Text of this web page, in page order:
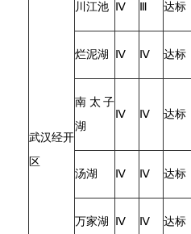
武汉经开
区
川江池 Ⅳ 达标
烂泥湖 Ⅳ Ⅳ 达标
南太子
湖
Ⅳ Ⅳ 达标
汤湖 Ⅳ Ⅳ 达标
万家湖 Ⅳ Ⅳ 达标